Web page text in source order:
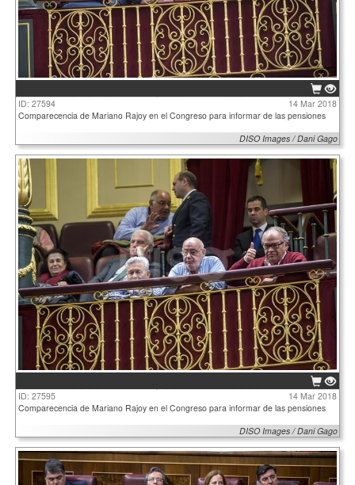
ID: 27594
14 Mar 2018
Comparecencia de Mariano Rajoy en el Congreso para informar de las pensiones
DISO Images / Dani Gago
ID: 27595
14 Mar 2018
Comparecencia de Mariano Rajoy en el Congreso para informar de las pensiones
DISO Images / Dani Gago